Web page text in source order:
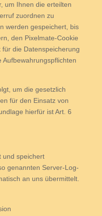
um Ihnen die erteilten
zuordnen zu
werden gespeichert, bis
den Pixelmate-Cookie
die Datenspeicherung
um die gesetzlich
für den Einsatz von
hierfür ist Art. 6
und speichert
genannten Server-Log-
an uns übermittelt.